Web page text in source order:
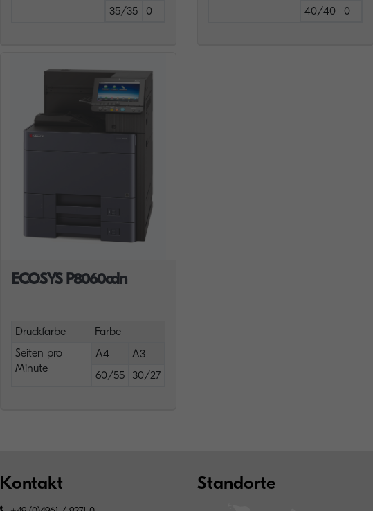
35/35
0
40/40
0
ECOSYS P8060cdn
Druckfarbe
Farbe
Seiten pro
Minute
A4
A3
60/55
30/27
Kontakt Standorte